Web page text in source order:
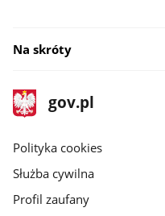
Na skróty
stopka
gov.pl
Strona
gov.pl
gov.pl
Polityka cookies
Służba cywilna
Profil zaufany